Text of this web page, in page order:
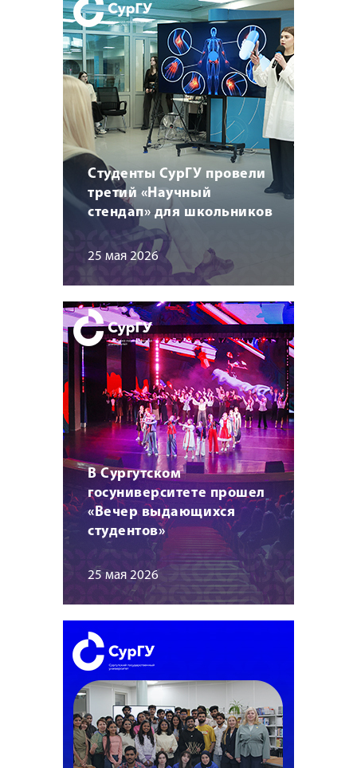
Студенты СурГУ провели
третий «Научный
стендап» для школьников
25 мая 2026
В Сургутском
госуниверситете прошел
«Вечер выдающихся
студентов»
25 мая 2026